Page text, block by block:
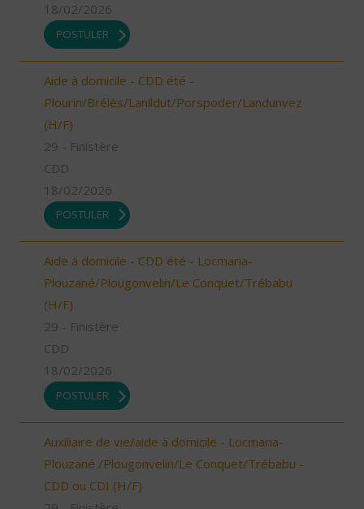
18/02/2026
POSTULER
Aide à domicile - CDD été -
Plourin/Brélès/Lanildut/Porspoder/Landunvez
(H/F)
29 - Finistère
CDD
18/02/2026
POSTULER
Aide à domicile - CDD été - Locmaria-
Plouzané/Plougonvelin/Le Conquet/Trébabu
(H/F)
29 - Finistère
CDD
18/02/2026
POSTULER
Auxiliaire de vie/aide à domicile - Locmaria-
Plouzané /Plougonvelin/Le Conquet/Trébabu -
CDD ou CDI (H/F)